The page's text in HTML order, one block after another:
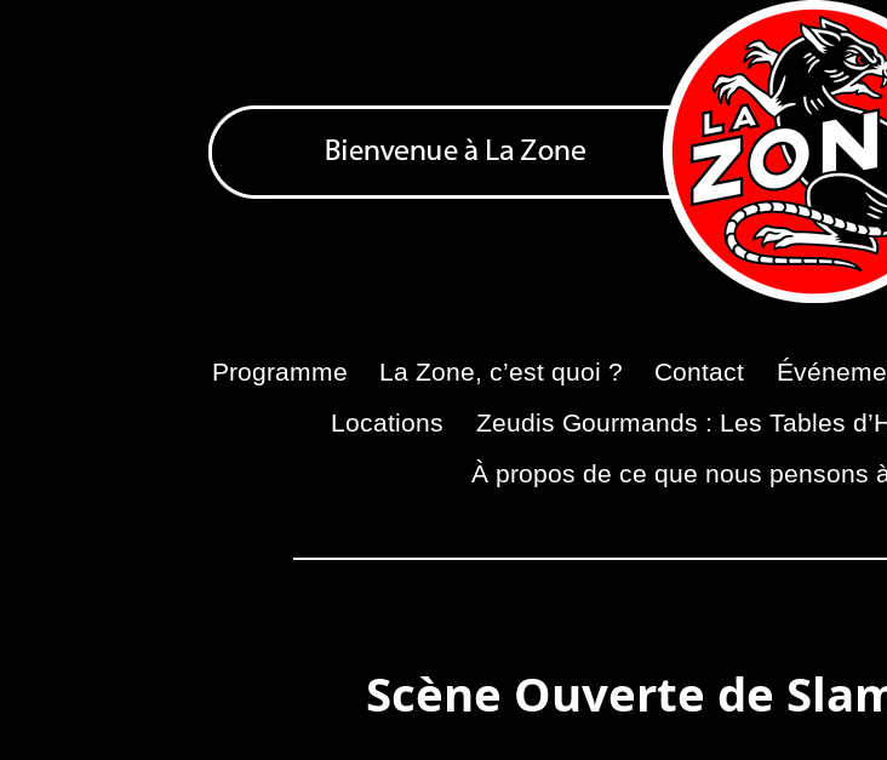
Programme La Zone, c’est quoi ? Contact
Locations
Zeudis Gourmands : Les Tables
À propos de ce que nous pensons
Scène Ouverte de